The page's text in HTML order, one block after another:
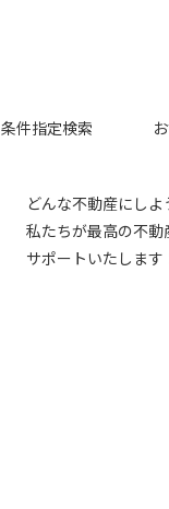
どんな不動産にしよ
私たちが最高の不
サポートいたします
条件指定検索